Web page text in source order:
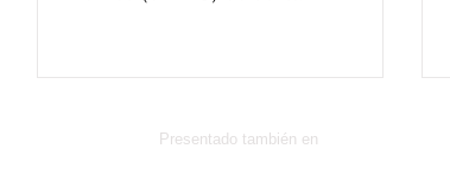
Presentado también en